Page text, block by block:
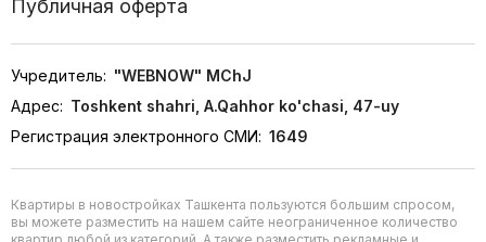
Публичная оферта
Учредитель: "WEBNOW" MChJ
Адрес: Toshkent shahri, A.Qahhor ko'chasi, 47-uy
Регистрация электронного СМИ: 1649
Квартиры в новостройках Ташкента пользуются большим спросом,
вы можете разместить на нашем сайте неограниченное количество